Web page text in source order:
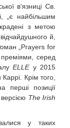
в‘язниці Св.
„є найбільшим
з метою
й,
„Prayers for
серед
ELLEу 2015
Крім того,
перші позиції
The Irish
у таких